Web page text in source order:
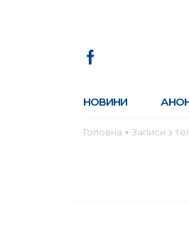
НОВИНИ
Головна ● Записи з